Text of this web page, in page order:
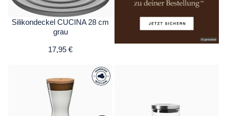
Silikondeckel CUCINA 28 cm
grau
17,95 €